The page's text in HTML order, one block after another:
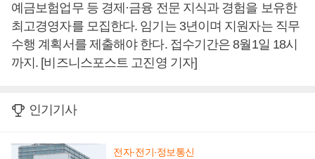
예금보험업무 등 경제·금융 전문 지식과 경험을 보유한
최고경영자를 모집한다. 임기는 3년이며 지원자는 직무
수행 계획서를 제출해야 한다. 접수기간은 8월1일 18시
까지. [비즈니스포스트 고진영 기자]
인기기사
전자·전기·정보통신